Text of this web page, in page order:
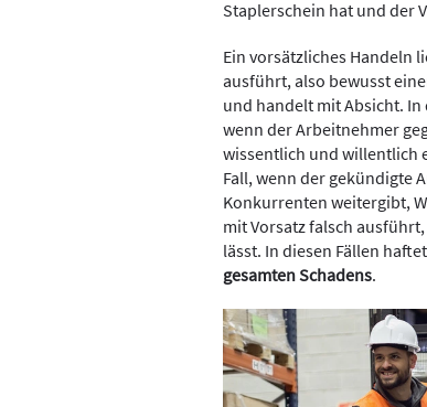
Staplerschein hat und der
Ein vorsätzliches Handeln
ausführt, also bewusst
und handelt mit Absicht.
wenn der Arbeitnehmer
wissentlich und willentlich
Fall, wenn der gekündigte
Konkurrenten weitergibt,
mit Vorsatz falsch
lässt. In diesen Fällen
gesamten Schadens.